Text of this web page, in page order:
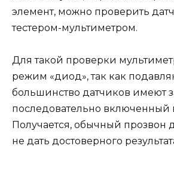
элемент, можно проверить
тестером-мультиметром.
Для такой проверки
режим «диод», так как
большинство датчиков имеют
последовательно включенный
Получается, обычный прозвон
не дать достоверного